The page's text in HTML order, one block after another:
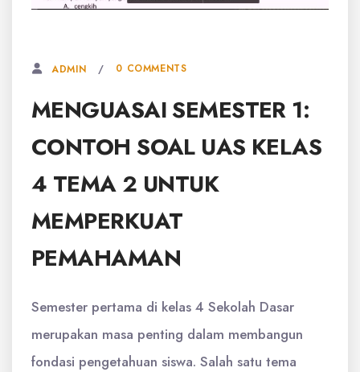
ADMIN 0 COMMENTS
MENGUASAI SEMESTER 1:
CONTOH SOAL UAS KELAS
4 TEMA 2 UNTUK
MEMPERKUAT
PEMAHAMAN
Semester pertama di kelas 4 Sekolah Dasar
merupakan masa penting dalam membangun
fondasi pengetahuan siswa. Salah satu tema